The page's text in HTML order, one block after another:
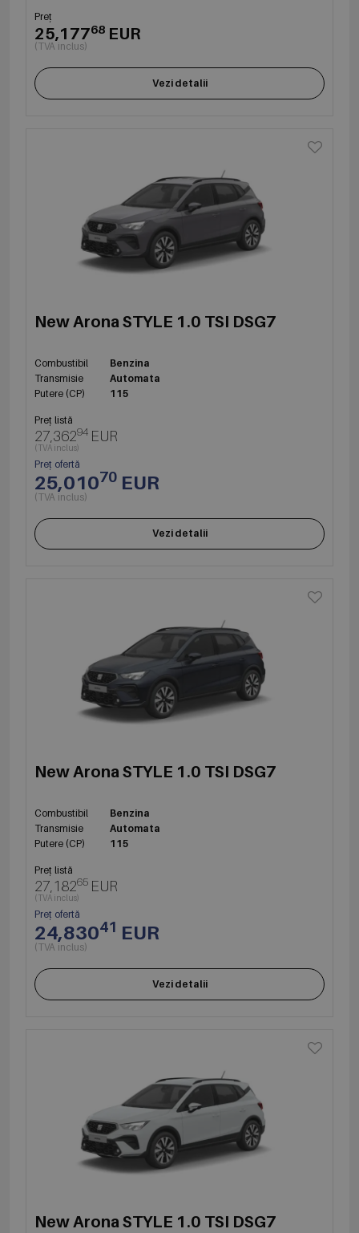
Preț
25,17768 EUR
(TVA inclus)
Vezi detalii
New Arona STYLE 1.0 TSI DSG7
Combustibil
Benzina
Transmisie
Automata
Putere (CP)
115
Preț listă
27,36294 EUR
(TVA inclus)
Preț ofertă
25,01070 EUR
(TVA inclus)
Vezi detalii
New Arona STYLE 1.0 TSI DSG7
Combustibil
Benzina
Transmisie
Automata
Putere (CP)
115
Preț listă
27,18265 EUR
(TVA inclus)
Preț ofertă
24,83041 EUR
(TVA inclus)
Vezi detalii
New Arona STYLE 1.0 TSI DSG7